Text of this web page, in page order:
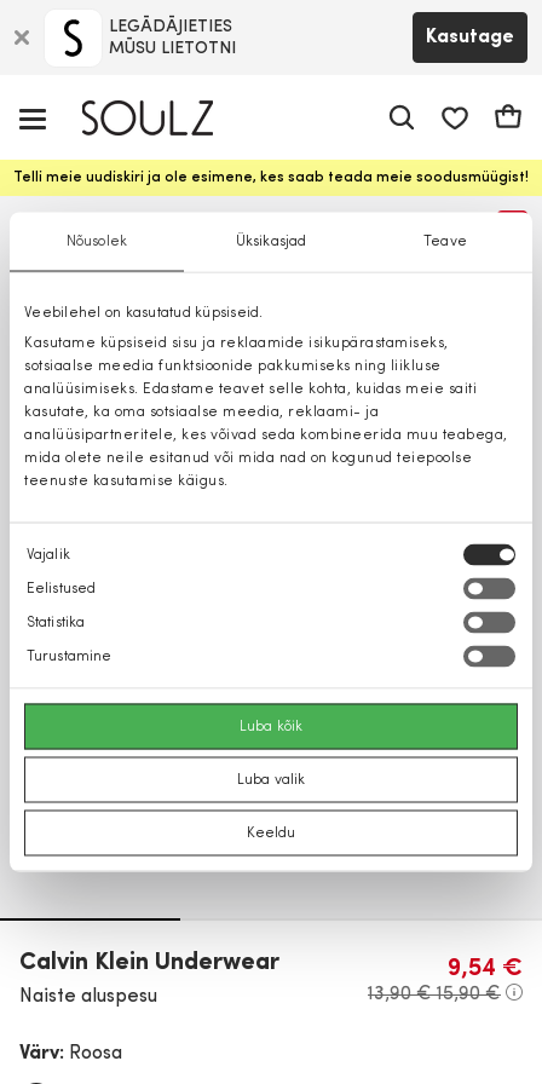
Nõusolek Üksikasjad Teave
Veebilehel on kasutatud küpsiseid.
Kasutame küpsiseid sisu ja reklaamide isikupärastamiseks,
sotsiaalse meedia funktsioonide pakkumiseks ning liikluse
analüüsimiseks. Edastame teavet selle kohta, kuidas meie saiti
kasutate, ka oma sotsiaalse meedia, reklaami- ja
analüüsipartneritele, kes võivad seda kombineerida muu teabega,
mida olete neile esitanud või mida nad on kogunud teiepoolse
teenuste kasutamise käigus.
Nõusoleku
valik
Vajalik
Eelistused
Statistika
Turustamine
Luba kõik
Luba valik
Keeldu
LEGĀDĀJIETIES
MŪSU LIETOTNI
Kasutage
Telli meie uudiskiri ja ole esimene, kes saab teada meie soodusmüügist!
Calvin Klein Underwear
Naiste aluspesu
9,54 €
13,90 €15,90 €
Värv: Roosa